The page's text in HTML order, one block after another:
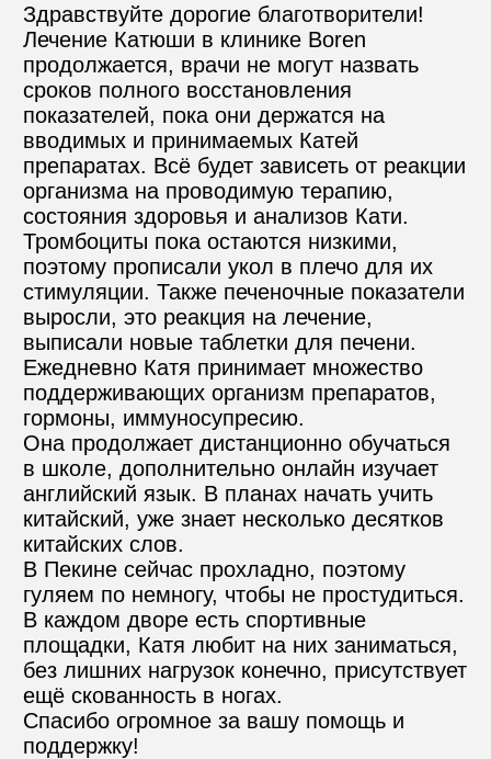
телефон для связи
+74999610149
e-mail для связи
info@angel-help.ru
Здравствуйте дорогие благотворители!
Лечение Катюши в клинике Boren
продолжается, врачи не могут назвать
сроков полного восстановления
показателей, пока они держатся на
вводимых и принимаемых Катей
препаратах. Всё будет зависеть от реакции
организма на проводимую терапию,
состояния здоровья и анализов Кати.
Тромбоциты пока остаются низкими,
поэтому прописали укол в плечо для их
стимуляции. Также печеночные показатели
выросли, это реакция на лечение,
выписали новые таблетки для печени.
Ежедневно Катя принимает множество
поддерживающих организм препаратов,
гормоны, иммуносупресию.
Она продолжает дистанционно обучаться
в школе, дополнительно онлайн изучает
английский язык. В планах начать учить
китайский, уже знает несколько десятков
китайских слов.
В Пекине сейчас прохладно, поэтому
гуляем по немногу, чтобы не простудиться.
В каждом дворе есть спортивные
площадки, Катя любит на них заниматься,
без лишних нагрузок конечно, присутствует
ещё скованность в ногах.
Спасибо огромное за вашу помощь и
поддержку!